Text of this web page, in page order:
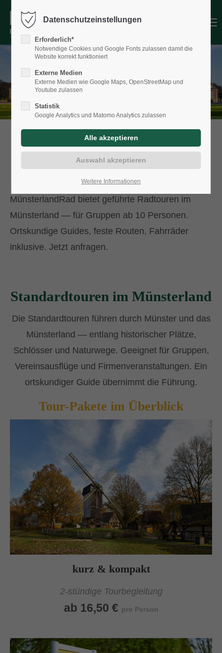
Geführte Radtouren im
Münsterland
MünsterlandRad bietet geführte Radtouren im
Münsterland — für Gruppen ab 10 Personen.
Ortskundige Guides, feste Routen, Fahrräder
inklusive. Jetzt anfragen.
Standardtouren im Münsterland
Die Standardtouren führen durch Münster und das
Münsterland — entlang historischer Plätze,
Schlösser und Naturwege. Geeignet für Gruppen,
Vereinsausflüge und Firmenveranstaltungen. Ein
ortskundiger Guide übernimmt die Führung.
Tour-Pakete im Überblick
kurz & kompakt
2-stündige Tourbegleitung
ab 16,50 € pro Person
Datenschutzeinstellungen
Erforderlich*
Notwendige Cookies und Google Fonts zulassen damit die
Website korrekt funktioniert
Externe Medien
Externe Medien wie Google Maps, OpenStreetMap und
Youtube zulassen
Statistik
Google Analytics und Matomo Analytics zulassen
Weitere Informationen